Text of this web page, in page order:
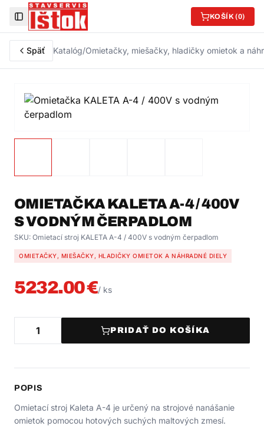
Toggle Sidebar KOŠÍK (0)
Späť Katalóg/Omietačky, miešačky, hladičky omietok a
OMIETAČKA KALETA A-4 / 400V
S VODNÝM ČERPADLOM
SKU: Omietací stroj KALETA A-4 / 400V s vodným čerpadlom
OMIETAČKY, MIEŠAČKY, HLADIČKY OMIETOK A NÁHRADNÉ DIELY
5232.00€/ ks
PRIDAŤ DO KOŠÍKA
POPIS
Omietací stroj Kaleta A-4 je určený na strojové nanášanie
omietok pomocou hotových suchých maltových zmesí.